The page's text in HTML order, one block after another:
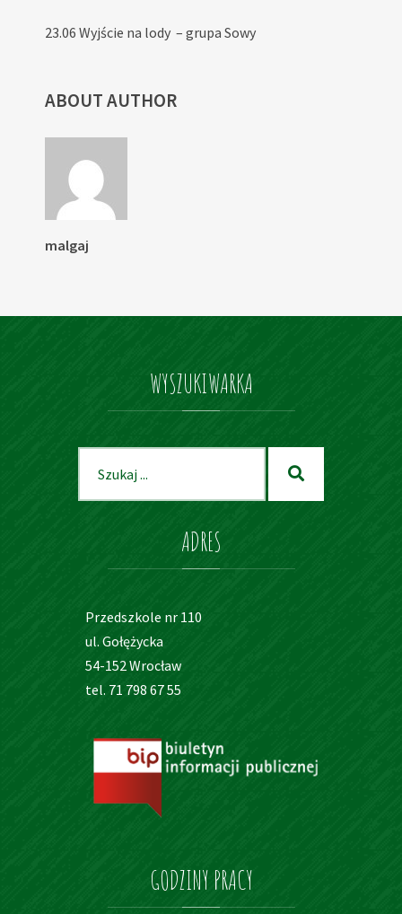
23.06 Wyjście na lody – grupa Sowy
ABOUT AUTHOR
malgaj
WYSZUKIWARKA
dla:
ADRES
Przedszkole nr 110
ul. Gołężycka
54-152 Wrocław
tel. 71 798 67 55
GODZINY PRACY